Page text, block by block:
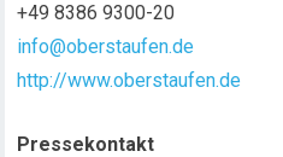
+49 8386 9300-20
info@oberstaufen.de
http://www.oberstaufen.de
Pressekontakt